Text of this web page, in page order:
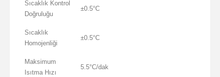
Sıcaklık Kontrol
Doğruluğu
±0.5°C
Sıcaklık
Homojenliği
±0.5°C
Maksimum
Isıtma Hızı
5.5°C/dak